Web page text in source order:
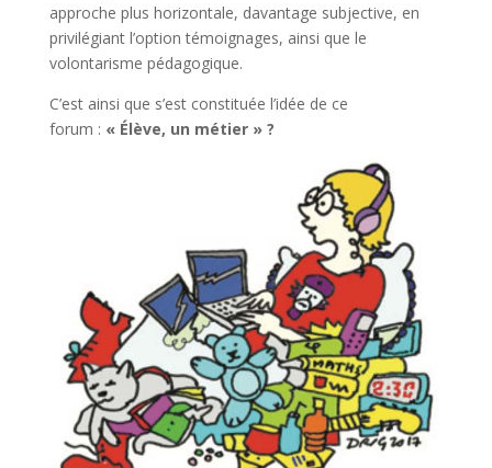
approche plus horizontale, davantage subjective, en
privilégiant l’option témoignages, ainsi que le
volontarisme pédagogique.
C’est ainsi que s’est constituée l’idée de ce
forum : « Élève, un métier » ?